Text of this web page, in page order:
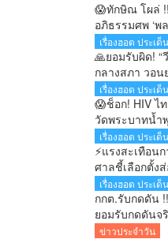
😱ทักษิณ โผล่
อภิธรรมศพ ‘พ
ปี บิดาเมียเศร
เรื่องฮอต ประเด็
🙏ยอมรับผิด! “
กลางสภา วอ
อุทยานสิมิลัน
เคลื่อน
เรื่องฮอต ประเด็
😱ช็อก! HIV ไ
วัดพระบาทน้ำ
ป่วยเพิ่ม แบกภ
ชีวิต
เรื่องฮอต ประเด็
⚡แรงสะเทือน
ศาลชี้เลือกตั้ง
เลือกตั้งใหม่ใน
เรื่องฮอต ประเด็
กกต.รับกดดัน
ยอมรับกดดันจ
สิ้นเดือนสิงหา
ข่าวประจำวัน